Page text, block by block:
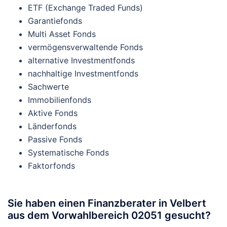
ETF (Exchange Traded Funds)
Garantiefonds
Multi Asset Fonds
vermögensverwaltende Fonds
alternative Investmentfonds
nachhaltige Investmentfonds
Sachwerte
Immobilienfonds
Aktive Fonds
Länderfonds
Passive Fonds
Systematische Fonds
Faktorfonds
Sie haben einen Finanzberater in Velbert
aus dem Vorwahlbereich 02051 gesucht?